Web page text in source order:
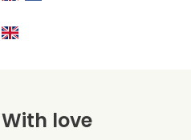
love